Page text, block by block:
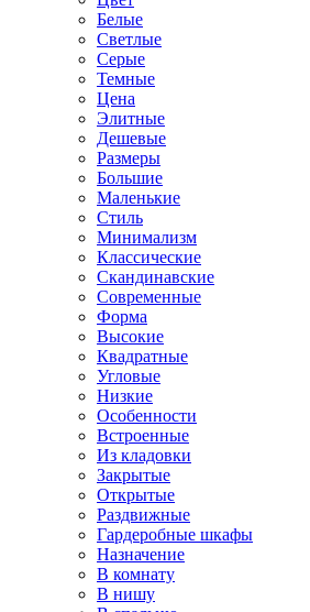
Белые
Светлые
Серые
Темные
Цена
Элитные
Дешевые
Размеры
Большие
Маленькие
Стиль
Минимализм
Классические
Скандинавские
Современные
Форма
Высокие
Квадратные
Угловые
Низкие
Особенности
Встроенные
Из кладовки
Закрытые
Открытые
Раздвижные
Гардеробные шкафы
Назначение
В комнату
В нишу